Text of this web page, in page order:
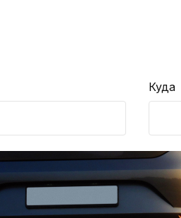
Куда